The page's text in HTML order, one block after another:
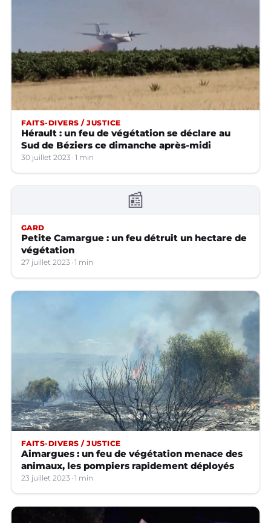
FAITS-DIVERS / JUSTICE
Hérault : un feu de végétation se déclare au
Sud de Béziers ce dimanche après-midi
30 juillet 2023 1 min
📰
GARD
Petite Camargue : un feu détruit un hectare de
végétation
27 juillet 2023 1 min
FAITS-DIVERS / JUSTICE
Aimargues : un feu de végétation menace des
animaux, les pompiers rapidement déployés
23 juillet 2023 1 min